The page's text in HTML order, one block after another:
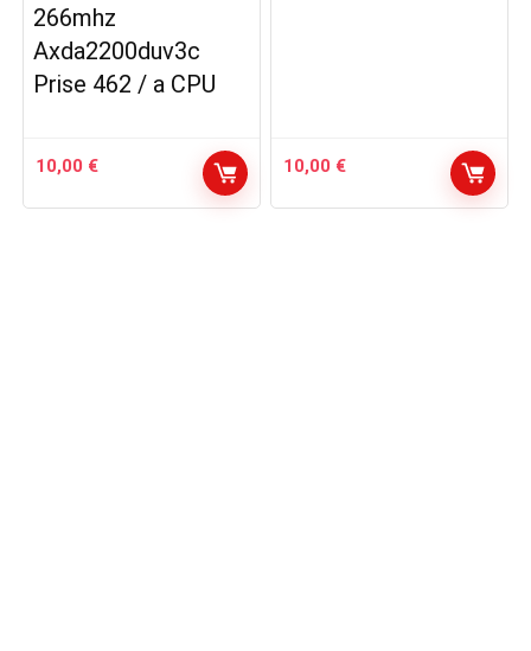
266mhz
Axda2200duv3c
Prise 462 / a CPU
10,00 € 10,00 €